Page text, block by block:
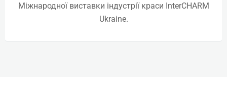
Міжнародної виставки індустрії краси InterCHARM
Ukraine.